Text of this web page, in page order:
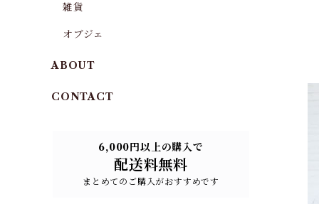
雑貨
オブジェ
ABOUT
CONTACT
6,000円以上の購入で
配送料無料
まとめてのご購入がおすすめです